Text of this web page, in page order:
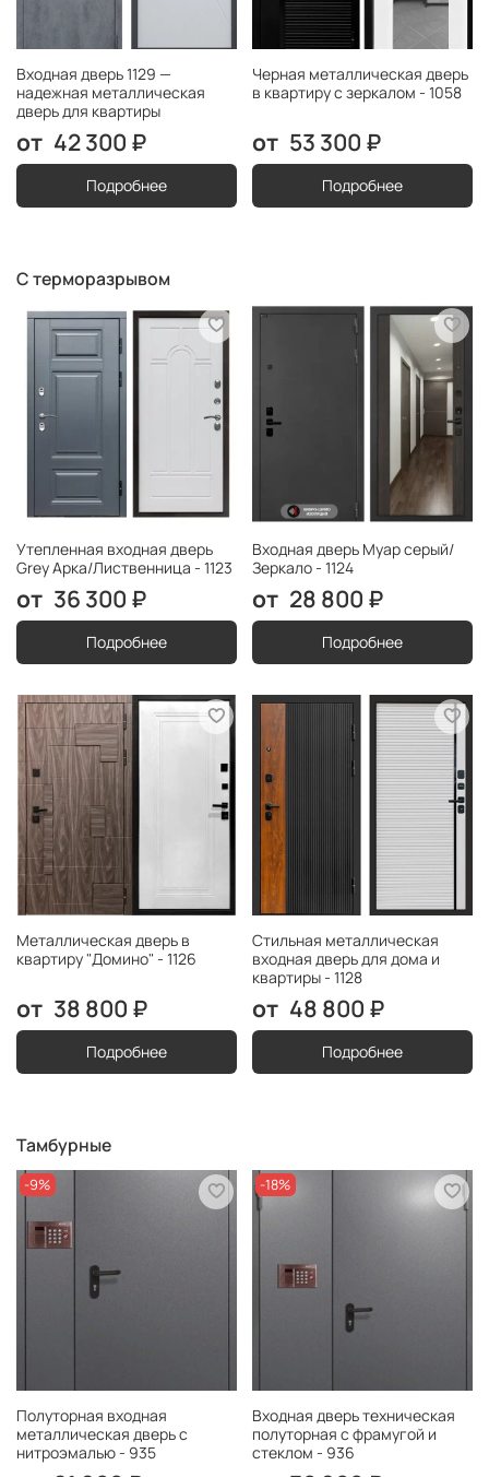
Входная дверь 1129 —
надежная металлическая
дверь для квартиры
42 300 ₽
Подробнее
Черная металлическая дверь
в квартиру с зеркалом - 1058
53 300 ₽
Подробнее
С терморазрывом
Утепленная входная дверь
Grey Арка/Лиственница - 1123
36 300 ₽
Подробнее
Входная дверь Муар серый/
Зеркало - 1124
28 800 ₽
Подробнее
Металлическая дверь в
квартиру "Домино" - 1126
38 800 ₽
Подробнее
Стильная металлическая
входная дверь для дома и
квартиры - 1128
48 800 ₽
Подробнее
Тамбурные
-9%
Полуторная входная
металлическая дверь с
нитроэмалью - 935
-18%
Входная дверь техническая
полуторная с фрамугой и
стеклом - 936